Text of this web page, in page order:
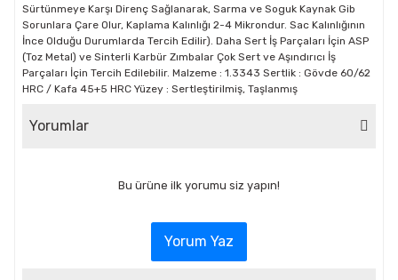
Sürtünmeye Karşı Direnç Sağlanarak, Sarma ve Soguk Kaynak Gib
Sorunlara Çare Olur, Kaplama Kalınlığı 2-4 Mikrondur. Sac Kalınlığının
İnce Olduğu Durumlarda Tercih Edilir). Daha Sert İş Parçaları İçin ASP
(Toz Metal) ve Sinterli Karbür Zımbalar Çok Sert ve Aşındırıcı İş
Parçaları İçin Tercih Edilebilir. Malzeme : 1.3343 Sertlik : Gövde 60/62
HRC / Kafa 45+5 HRC Yüzey : Sertleştirilmiş, Taşlanmış
Yorumlar
Bu ürüne ilk yorumu siz yapın!
Yorum Yaz